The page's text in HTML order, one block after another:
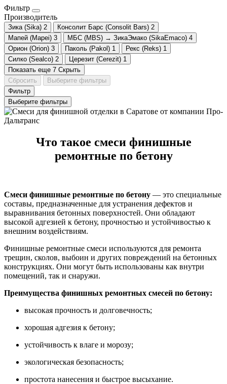
Фильтр
Производитель
Зика (Sika) 2 Консолит Барс (Consolit Bars) 2
Мапей (Mapei) 3 МБС (MBS) → ЗикаЭмако (SikaEmaco) 4
Орион (Orion) 3 Паколь (Pakol) 1 Рекс (Reks) 1
Силко (Sealco) 2 Церезит (Cerezit) 1
Показать еще 7 Скрыть
Сбросить
Выберите фильтры
Фильтр
Выберите фильтры
Что такое смеси финишные
ремонтные по бетону
Смеси финишные ремонтные по бетону — это специальные
составы, предназначенные для устранения дефектов и
выравнивания бетонных поверхностей. Они обладают
высокой адгезией к бетону, прочностью и устойчивостью к
внешним воздействиям.
Финишные ремонтные смеси используются для ремонта
трещин, сколов, выбоин и других повреждений на бетонных
конструкциях. Они могут быть использованы как внутри
помещений, так и снаружи.
Преимущества финишных ремонтных смесей по бетону:
высокая прочность и долговечность;
хорошая адгезия к бетону;
устойчивость к влаге и морозу;
экологическая безопасность;
простота нанесения и быстрое высыхание.